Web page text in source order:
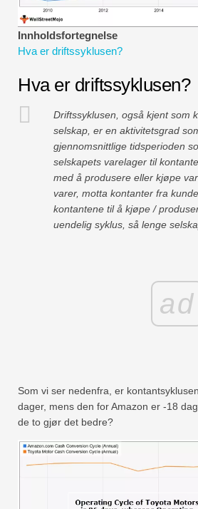
Økonomiske
Fullstendig format
Innholdsfortegnelse
Hva er driftssyklusen?
Hva er driftssyklusen?
Driftssyklusen, også kjent som
selskap, er en aktivitetsgrad
gjennomsnittlige tidsperioden
selskapets varelager til
med å produsere eller kjøpe
varer, motta kontanter fra
kontantene til å kjøpe /
uendelig syklus, så lenge
ad
Som vi ser nedenfra, er
dager, mens den for Amazon er -18
de to gjør det bedre?